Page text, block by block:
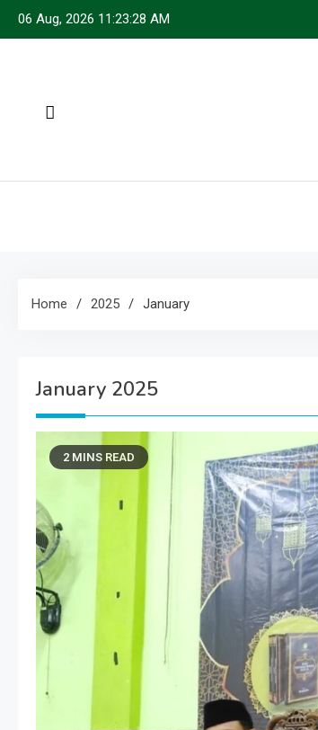
Skip
to
06 Aug, 2026 11:23:30 AM
Home 2025 January
January 2025
2 MINS READ